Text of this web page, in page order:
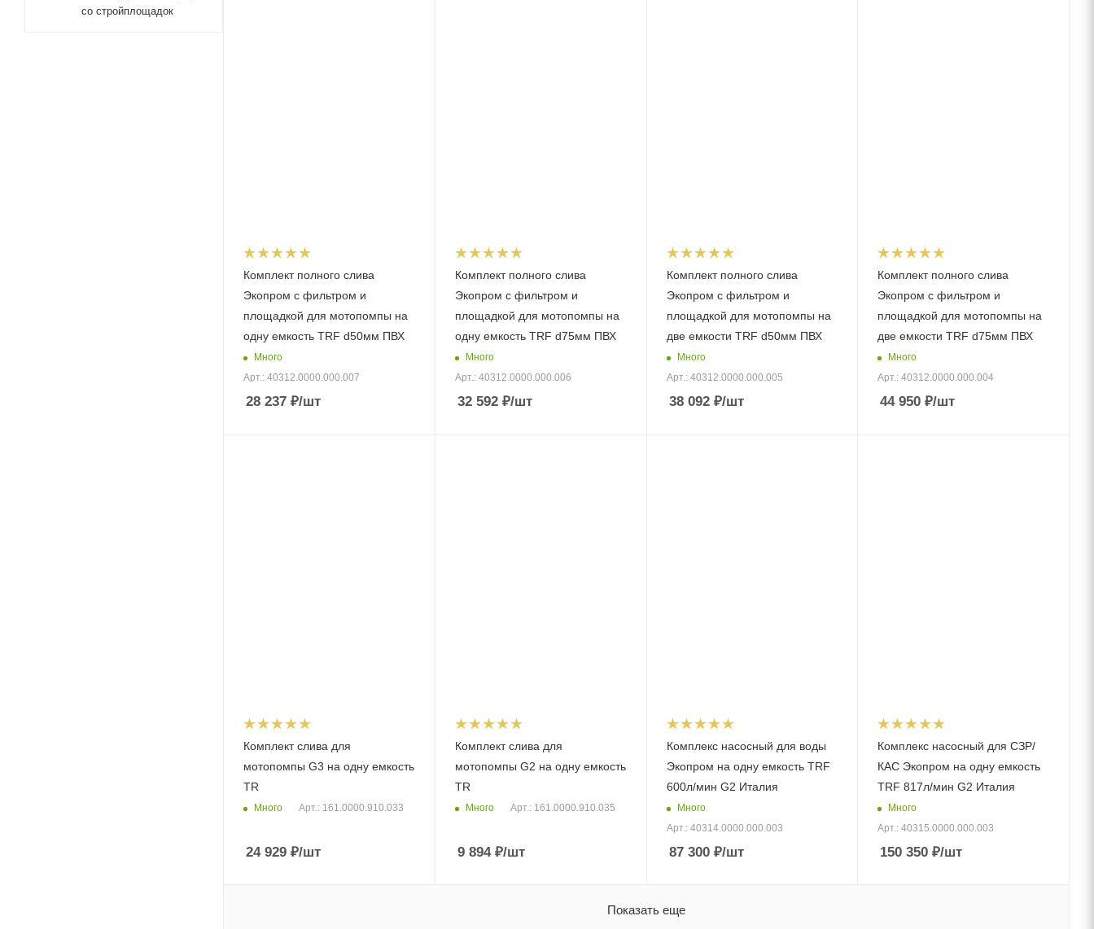
Комплект полного слива
Экопром с фильтром и
площадкой для мотопомпы на
одну емкость TRF d50мм ПВХ
Много
Арт.: 40312.0000.000.007
28 237 ₽/шт
Комплект полного слива
Экопром с фильтром и
площадкой для мотопомпы на
одну емкость TRF d75мм ПВХ
Много
Арт.: 40312.0000.000.006
32 592₽/шт
Комплект полного слива
Экопром с фильтром и
площадкой для мотопомпы на
две емкости TRF d50мм ПВХ
Много
Арт.: 40312.0000.000.005
38 092₽/шт
Комплект полного слива
Экопром с фильтром и
площадкой для мотопомпы на
две емкости TRF d75мм ПВХ
Много
Арт.: 40312.0000.000.004
44 950 ₽/шт
Комплект слива для
мотопомпы G3 на одну емкость
TR
Много Арт.: 161.0000.910.033
24 929 ₽/шт
Комплект слива для
мотопомпы G2 на одну емкость
TR
Много Арт.: 161.0000.910.035
9 894₽/шт
Комплекс насосный для воды
Экопром на одну емкость TRF
600л/мин G2 Италия
Много
Арт.: 40314.0000.000.003
87 300₽/шт
Комплекс насосный для СЗР/
КАС Экопром на одну емкость
TRF 817л/мин G2 Италия
Много
Арт.: 40315.0000.000.003
150 350 ₽/шт
Показать еще
со стройплощадок